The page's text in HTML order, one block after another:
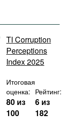
TI Corruption
Perceptions
Index 2025
Итоговая
оценка:
80 из
100
Рейтинг:
6 из
182